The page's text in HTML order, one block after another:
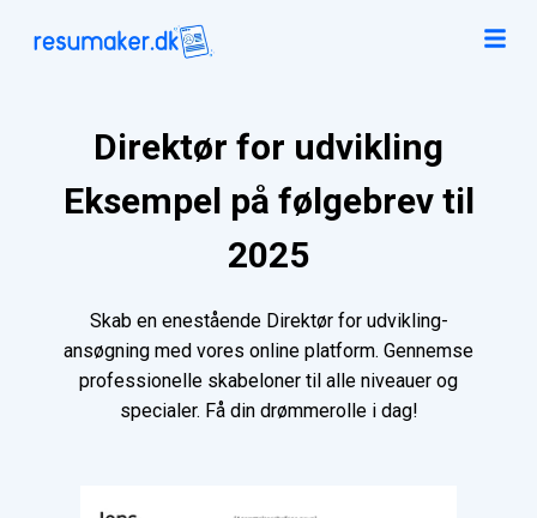
Direktør for udvikling
Eksempel på følgebrev til
2025
Skab en enestående Direktør for udvikling-
ansøgning med vores online platform. Gennemse
professionelle skabeloner til alle niveauer og
specialer. Få din drømmerolle i dag!